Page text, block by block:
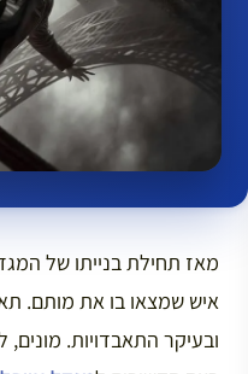
איש שמצאו בו את מותם.
ובעיקר התאבדויות.